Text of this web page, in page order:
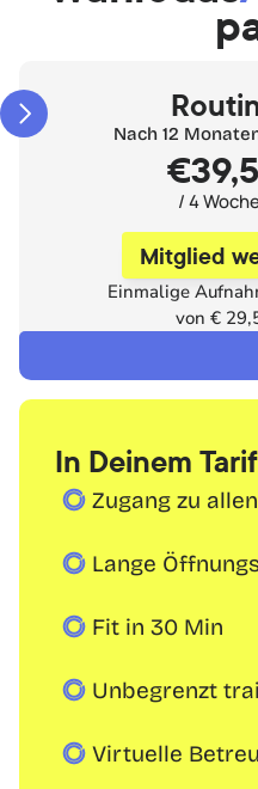
Nach 12
/ 4
Mitglied
Einmalige
von €
In Deinem
Zugang zu
Lange
Fit in 30 Min
Unbegrenzt
Virtuelle